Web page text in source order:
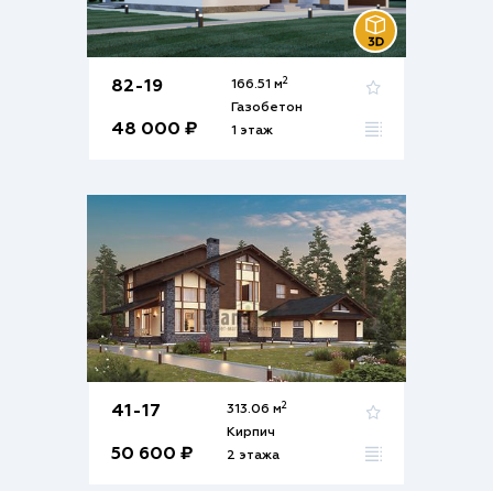
82-19
48 000 ₽
166.51 м2
Газобетон
1 этаж
41-17
50 600 ₽
313.06 м2
Кирпич
2 этажа